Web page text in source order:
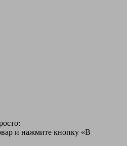
и нажмите кнопку «В